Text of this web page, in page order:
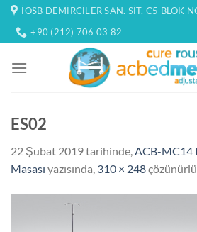
İçeriğe
atla
İOSB DEMIRCILER SAN. SIT. C5 BLOK
+90 (212) 706 03 82
ES02
22 Şubat 2019tarihinde,ACB-MC14
Masası yazısında, 310 × 248